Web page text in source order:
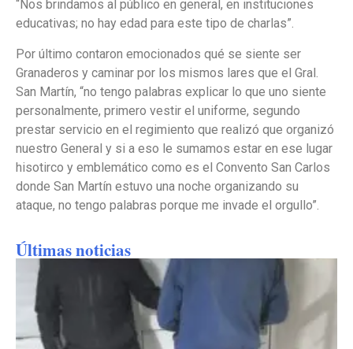
“Nos brindamos al público en general, en instituciones
educativas; no hay edad para este tipo de charlas”.
Por último contaron emocionados qué se siente ser
Granaderos y caminar por los mismos lares que el Gral.
San Martín, “no tengo palabras explicar lo que uno siente
personalmente, primero vestir el uniforme, segundo
prestar servicio en el regimiento que realizó que organizó
nuestro General y si a eso le sumamos estar en ese lugar
hisotirco y emblemático como es el Convento San Carlos
donde San Martín estuvo una noche organizando su
ataque, no tengo palabras porque me invade el orgullo”.
Últimas noticias